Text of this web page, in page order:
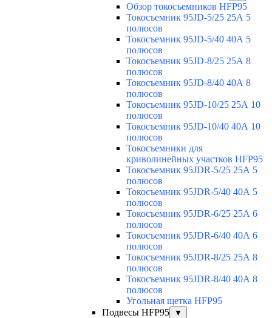
Обзор токосъемников HFP95
Токосъемник 95JD-5/25 25А 5
полюсов
Токосъемник 95JD-5/40 40А 5
полюсов
Токосъемник 95JD-8/25 25А 8
полюсов
Токосъемник 95JD-8/40 40А 8
полюсов
Токосъемник 95JD-10/25 25А 10
полюсов
Токосъемник 95JD-10/40 40А 10
полюсов
Токосъемники для
криволинейных участков HFP95
Токосъемник 95JDR-5/25 25А 5
полюсов
Токосъемник 95JDR-5/40 40А 5
полюсов
Токосъемник 95JDR-6/25 25А 6
полюсов
Токосъемник 95JDR-6/40 40А 6
полюсов
Токосъемник 95JDR-8/25 25А 8
полюсов
Токосъемник 95JDR-8/40 40А 8
полюсов
Угольная щетка HFP95
Подвесы HFP95
▼